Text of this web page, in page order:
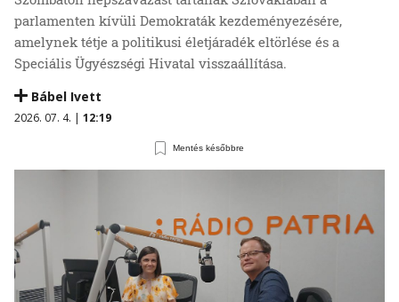
parlamenten kívüli Demokraták kezdeményezésére,
amelynek tétje a politikusi életjáradék eltörlése és a
Speciális Ügyészségi Hivatal visszaállítása.
Bábel Ivett
2026. 07. 4. | 12:19
Mentés későbbre